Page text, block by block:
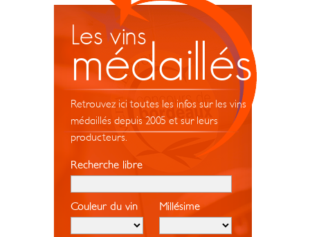
Les vins
médaillés
Retrouvez ici toutes les infos sur les vins
médaillés depuis 2005 et sur leurs
producteurs.
Recherche libre
Couleur du vin Millésime